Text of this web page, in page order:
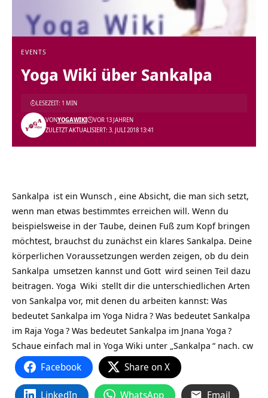
EVENTS
Yoga Wiki über Sankalpa
ZULETZT AKTUALISIERT: 3. JULI 2018 13:41
VONYOGAWIKI VOR 13 JAHREN
LESEZEIT: 1 MIN
Sankalpa ist ein Wunsch , eine Absicht, die man sich setzt,
wenn man etwas bestimmtes erreichen will. Wenn du
beispielsweise in der Taube, deinen Fuß zum Kopf bringen
möchtest, brauchst du zunächst ein klares Sankalpa. Deine
körperlichen Voraussetzungen werden zeigen, ob du dein
Sankalpa umsetzen kannst und Gott wird seinen Teil dazu
beitragen. Yoga Wiki stellt dir die unterschiedlichen Arten
von Sankalpa vor, mit denen du arbeiten kannst: Was
bedeutet Sankalpa im Yoga Nidra ? Was bedeutet Sankalpa
im Raja Yoga ? Was bedeutet Sankalpa im Jnana Yoga ?
Schaue einfach mal in Yoga Wiki unter „ Sankalpa “ nach. cw
Facebook Share on X
LinkedIn WhatsApp Email